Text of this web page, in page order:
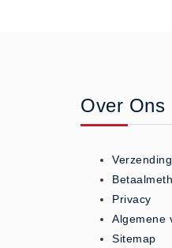
Hobby dieren (10)
Honden - Katten (8)
Paardenvoer (38)
Over Ons
Verzending
Privacy
Algemene
Sitemap